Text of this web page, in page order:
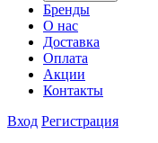
Бренды
О нас
Доставка
Оплата
Акции
Контакты
Вход Регистрация